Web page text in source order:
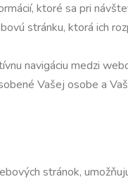
ktoré sa pri
stránku, ktorá ich
navigáciu medzi
Vašej osobe a
stránok,